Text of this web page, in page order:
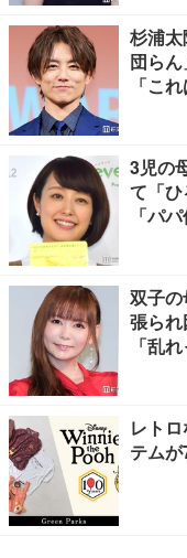
杉浦
団ら
「こ
3児の
て「ひ
「パ
双子
張られ
「乱
レト
テム